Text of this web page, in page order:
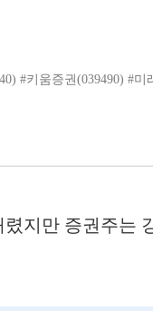
#키움증권(039490) #미
지만 증권주는